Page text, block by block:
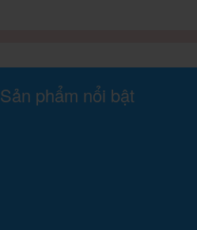
Sản phẩm nổi bật